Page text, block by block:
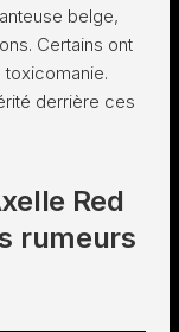
belge,
Certains ont
toxicomanie.
derrière ces
Red
rumeurs